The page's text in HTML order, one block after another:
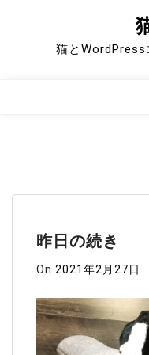
猫とWordPress
昨日の続き
On 2021年2月27日